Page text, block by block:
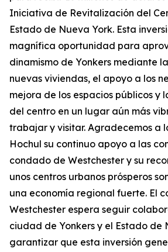
Iniciativa de Revitalización del
Estado de Nueva York. Esta
magnífica oportunidad para
dinamismo de Yonkers mediante
nuevas viviendas, el apoyo a los
mejora de los espacios públicos y
del centro en un lugar aún más
trabajar y visitar. Agradecemos a
Hochul su continuo apoyo a las
condado de Westchester y su
unos centros urbanos prósperos
una economía regional fuerte. El
Westchester espera seguir
ciudad de Yonkers y el Estado de
garantizar que esta inversión